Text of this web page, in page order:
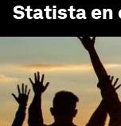
Statista en